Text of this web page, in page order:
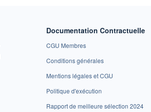
Documentation Contractuelle
CGU Membres
Conditions générales
Mentions légales et CGU
Politique d'exécution
Rapport de meilleure sélection 2024